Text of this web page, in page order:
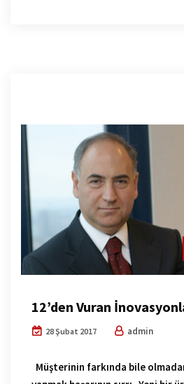
12’den Vuran
28 Şubat 2017 admin
Müşterinin farkında bile